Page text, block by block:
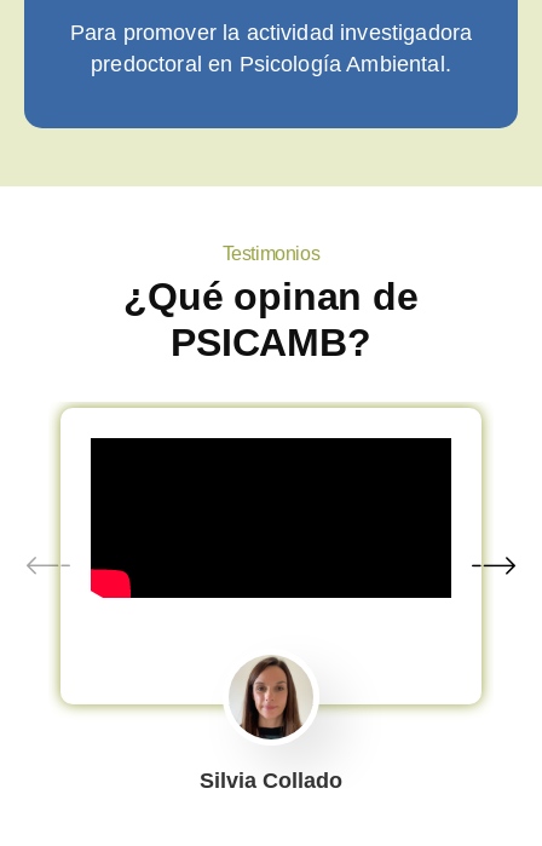
Para promover la actividad investigadora
predoctoral en Psicología Ambiental.
Testimonios
¿Qué opinan de
PSICAMB?
Silvia Collado